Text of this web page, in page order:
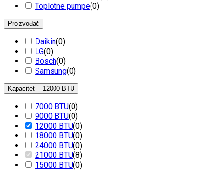
Toplotne pumpe(0)
Proizvođač
Daikin(0)
LG(0)
Bosch(0)
Samsung(0)
Kapacitet— 12000 BTU
7000 BTU(0)
9000 BTU(0)
12000 BTU(0)
18000 BTU(0)
24000 BTU(0)
21000 BTU(8)
15000 BTU(0)